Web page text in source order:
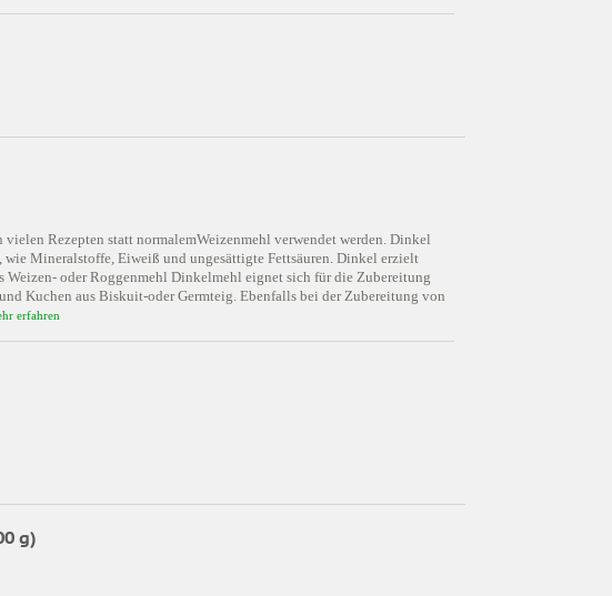
Rezepten statt normalemWeizenmehl verwendet werden. Dinkel
Mineralstoffe, Eiweiß und ungesättigte Fettsäuren. Dinkel erzielt
Weizen- oder Roggenmehl Dinkelmehl eignet sich für die Zubereitung
Kuchen aus Biskuit-oder Germteig. Ebenfalls bei der Zubereitung von
erfahren
g)